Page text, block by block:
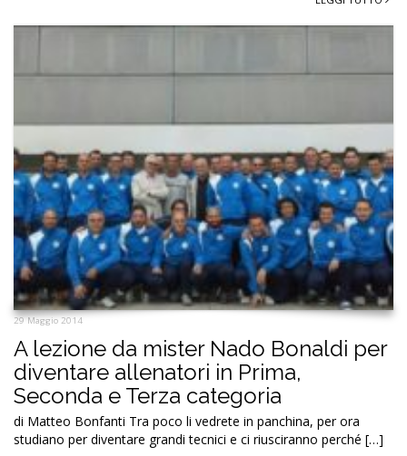
29 Maggio 2014
A lezione da mister Nado Bonaldi per
diventare allenatori in Prima,
Seconda e Terza categoria
di Matteo Bonfanti Tra poco li vedrete in panchina, per ora
studiano per diventare grandi tecnici e ci riusciranno perché […]